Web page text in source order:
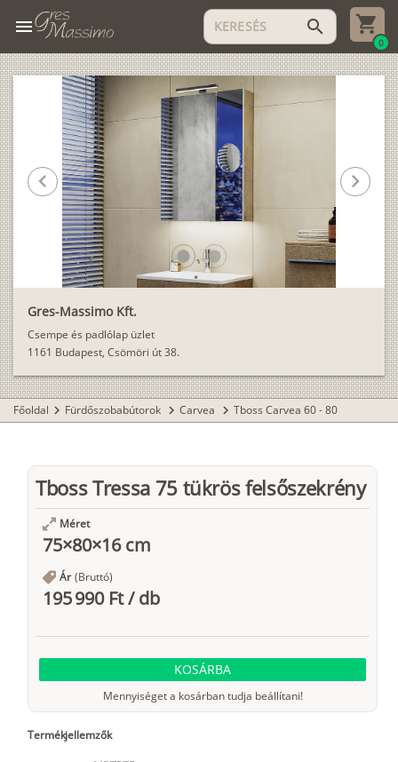
menu search
0
Gres-Massimo Kft.
Csempe és padlólap üzlet
1161 Budapest, Csömöri út 38.
lens lens
chevron_left chevron_right
Főoldal chevron_right Fürdőszobabútorok chevron_right Carvea chevron_right Tboss Carvea 60 - 80
Tboss Tressa 75 tükrös felsőszekrény
Méret
75×80×16 cm
Ár (Bruttó)
195 990 Ft/db
KOSÁRBA
Mennyiséget a kosárban tudja beállítani!
Termékjellemzők